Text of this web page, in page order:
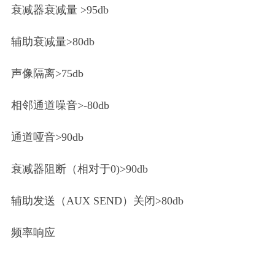
衰减器衰减量 >95db
辅助衰减量>80db
声像隔离>75db
相邻通道噪音>-80db
通道哑音>90db
衰减器阻断（相对于0)>90db
辅助发送（AUX SEND）关闭>80db
频率响应